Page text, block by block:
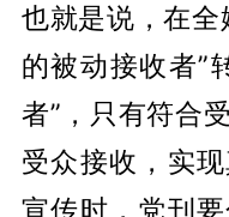
也就是说，在全
的被动接收者”
者”，只有符合
受众接收，实
宣传时，党刊